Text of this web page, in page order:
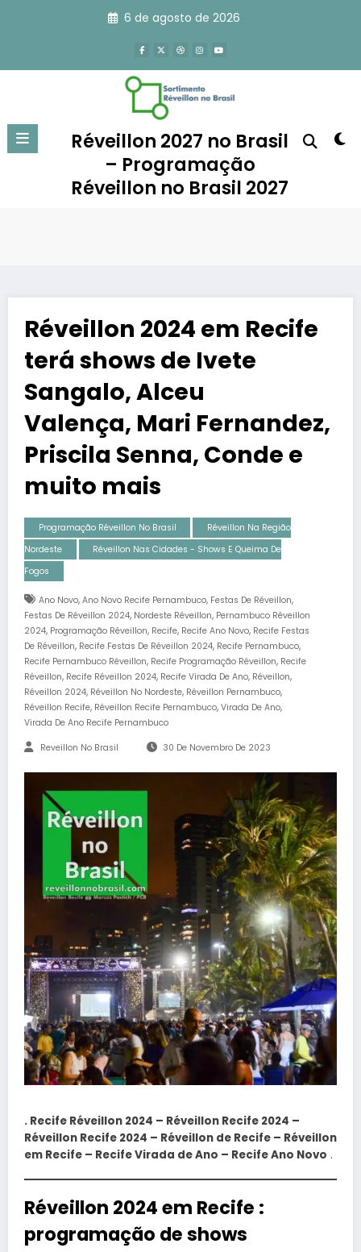
6 de agosto de 2026
Réveillon 2027 no Brasil
– Programação
Réveillon no Brasil 2027
Réveillon 2024 em Recife
terá shows de Ivete
Sangalo, Alceu
Valença, Mari Fernandez,
Priscila Senna, Conde e
muito mais
Programação Réveillon No Brasil
Réveillon Na Região
Nordeste
Réveillon Nas Cidades - Shows E Queima De
Fogos
Ano Novo, Ano Novo Recife Pernambuco, Festas De Réveillon,
Festas De Réveillon 2024, Nordeste Réveillon, Pernambuco Réveillon
2024, Programação Réveillon, Recife, Recife Ano Novo, Recife Festas
De Réveillon, Recife Festas De Réveillon 2024, Recife Pernambuco,
Recife Pernambuco Réveillon, Recife Programação Réveillon, Recife
Réveillon, Recife Réveillon 2024, Recife Virada De Ano, Réveillon,
Réveillon 2024, Réveillon No Nordeste, Réveillon Pernambuco,
Réveillon Recife, Réveillon Recife Pernambuco, Virada De Ano,
Virada De Ano Recife Pernambuco
Reveillon No Brasil 30 De Novembro De 2023
. Recife Réveillon 2024 – Réveillon Recife 2024 –
Réveillon Recife 2024 – Réveillon de Recife – Réveillon
em Recife – Recife Virada de Ano – Recife Ano Novo .
Réveillon 2024 em Recife :
programação de shows